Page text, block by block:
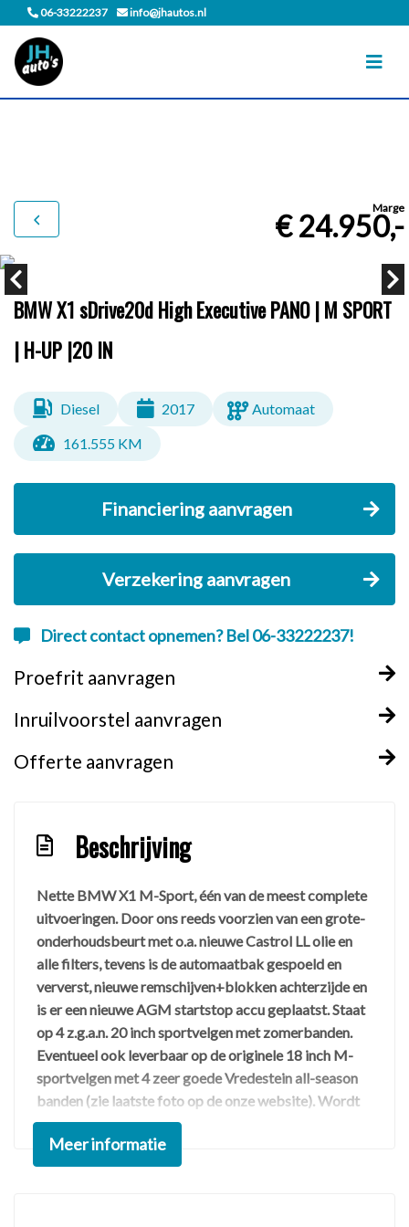
06-33222237 info@jhautos.nl
Marge
€ 24.950,-
BMW X1 sDrive20d High Executive PANO | M SPORT
| H-UP |20 IN
Diesel 2017
Automaat
161.555 KM
Financiering aanvragen
Verzekering aanvragen
Direct contact opnemen? Bel 06-33222237!
Proefrit aanvragen
Inruilvoorstel aanvragen
Offerte aanvragen
Beschrijving
Nette BMW X1 M-Sport, één van de meest complete
uitvoeringen. Door ons reeds voorzien van een grote-
onderhoudsbeurt met o.a. nieuwe Castrol LL olie en
alle filters, tevens is de automaatbak gespoeld en
ververst, nieuwe remschijven+blokken achterzijde en
is er een nieuwe AGM startstop accu geplaatst. Staat
op 4 z.g.a.n. 20 inch sportvelgen met zomerbanden.
Eventueel ook leverbaar op de originele 18 inch M-
sportvelgen met 4 zeer goede Vredestein all-season
banden (zie laatste foto op de onze website). Wordt
geleverd met een lange of nieuwe APK (Zonder
adviespunten). Dit betreft een Nederlands geleverde
auto met een aantoonbare lage kilometerstand
Meer informatie